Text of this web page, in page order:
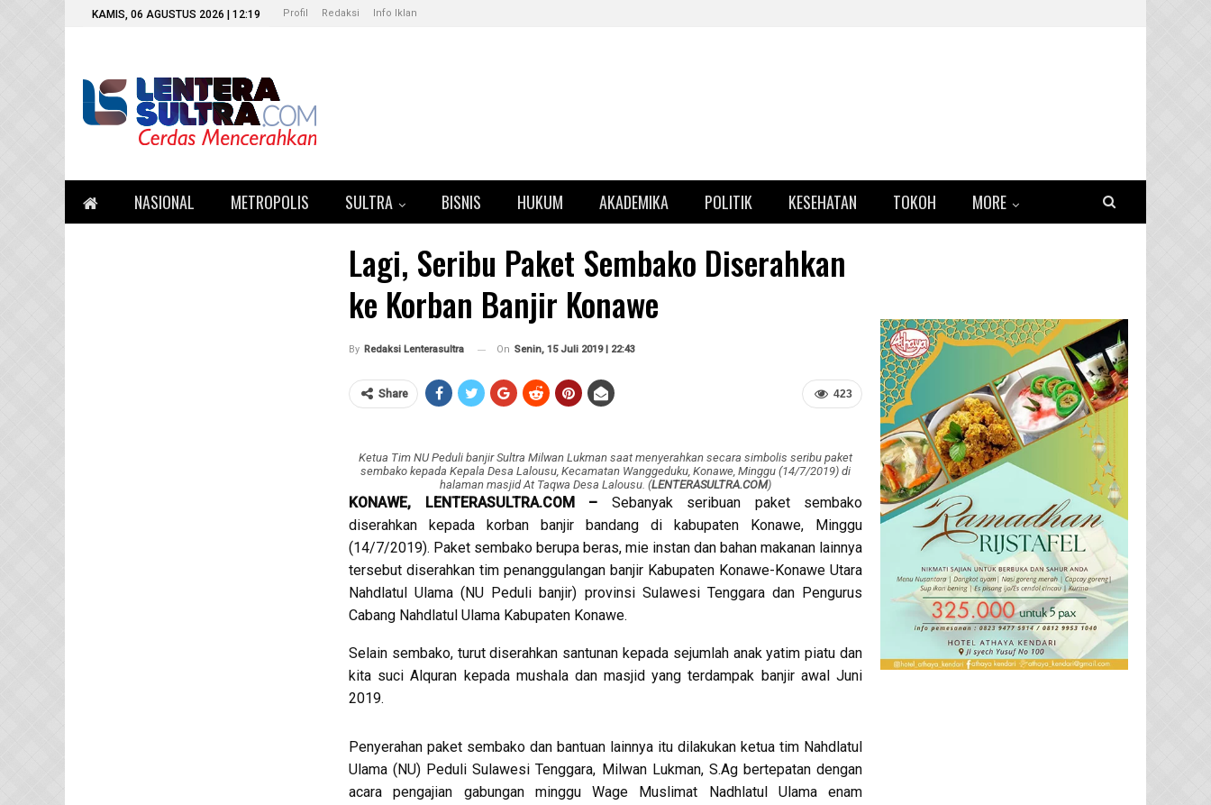
KAMIS, 06 AGUSTUS 2026 | 12:19 Profil Redaksi Info Iklan
NASIONAL METROPOLIS SULTRA BISNIS HUKUM AKADEMIKA POLITIK KESEHATAN TOKOH MORE
Lagi, Seribu Paket Sembako Diserahkan
ke Korban Banjir Konawe
By Redaksi Lenterasultra On Senin, 15 Juli 2019 | 22:43
423
Share
Ketua Tim NU Peduli banjir Sultra Milwan Lukman saat menyerahkan secara simbolis seribu paket
sembako kepada Kepala Desa Lalousu, Kecamatan Wanggeduku, Konawe, Minggu (14/7/2019) di
halaman masjid At Taqwa Desa Lalousu. (LENTERASULTRA.COM)
KONAWE, LENTERASULTRA.COM – Sebanyak seribuan paket sembako
diserahkan kepada korban banjir bandang di kabupaten Konawe, Minggu
(14/7/2019). Paket sembako berupa beras, mie instan dan bahan makanan lainnya
tersebut diserahkan tim penanggulangan banjir Kabupaten Konawe-Konawe Utara
Nahdlatul Ulama (NU Peduli banjir) provinsi Sulawesi Tenggara dan Pengurus
Cabang Nahdlatul Ulama Kabupaten Konawe.
Selain sembako, turut diserahkan santunan kepada sejumlah anak yatim piatu dan
kita suci Alquran kepada mushala dan masjid yang terdampak banjir awal Juni
2019.
Penyerahan paket sembako dan bantuan lainnya itu dilakukan ketua tim Nahdlatul
Ulama (NU) Peduli Sulawesi Tenggara, Milwan Lukman, S.Ag bertepatan dengan
acara pengajian gabungan minggu Wage Muslimat Nadhlatul Ulama enam